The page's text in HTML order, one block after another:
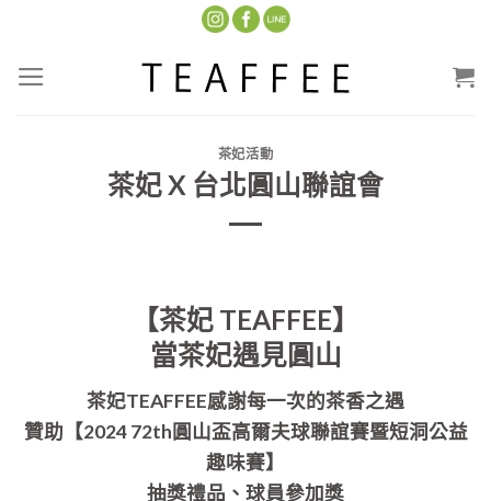
content
茶妃活動
茶妃 X 台北圓山聯誼會
【茶妃 TEAFFEE】
當茶妃遇見圓山
茶妃TEAFFEE感謝每一次的茶香之遇
贊助【2024 72th圓山盃高爾夫球聯誼賽暨短洞公益
趣味賽】
抽獎禮品、球員參加獎